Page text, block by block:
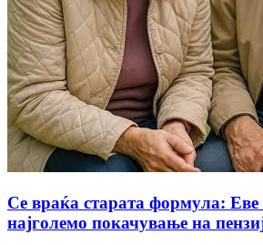
Се враќа старата формула: Еве
најголемо покачување на